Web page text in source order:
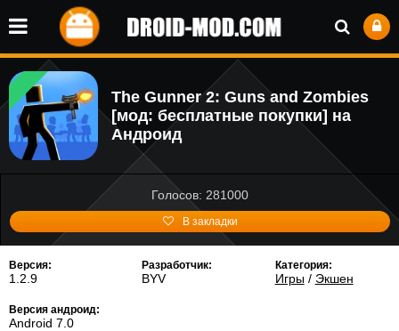
The Gunner 2: Guns and Zombies
[мод: бесплатные покупки] на
Андроид
Голосов: 281000
В закладки
Версия:
1.2.9
Разработчик:
BYV
Категория:
Игры/ Экшен
Версия андроид:
Android 7.0